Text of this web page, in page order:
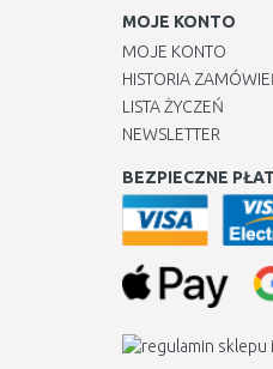
MOJE KONTO
MOJE KONTO
HISTORIA
LISTA ŻYCZEŃ
NEWSLETTER
BEZPIECZNE